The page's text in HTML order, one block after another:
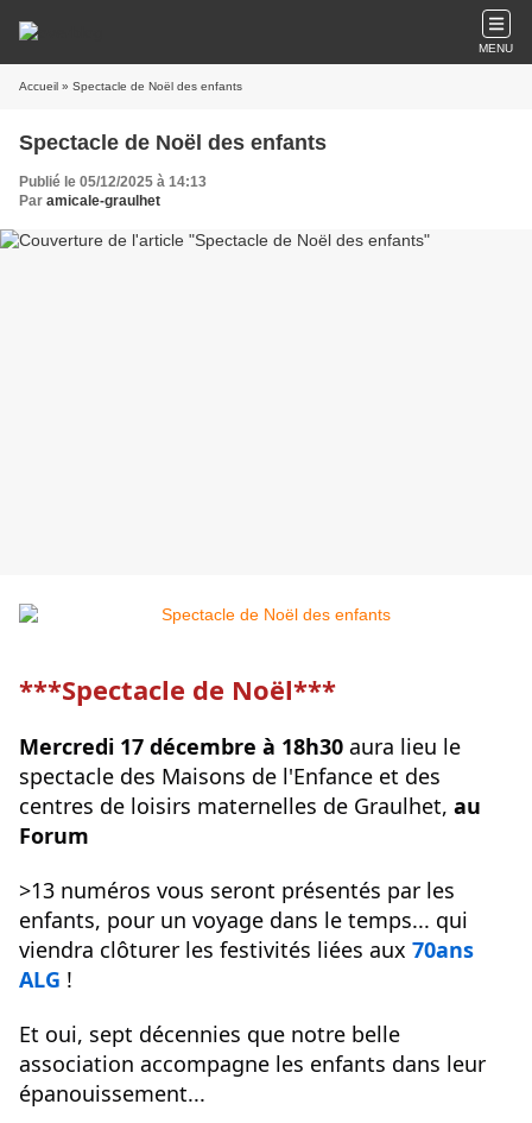
MENU
Accueil » Spectacle de Noël des enfants
Spectacle de Noël des enfants
Publié le 05/12/2025 à 14:13
Par amicale-graulhet
***Spectacle de Noël***
Mercredi 17 décembre à 18h30 aura lieu le
spectacle des Maisons de l'Enfance et des
centres de loisirs maternelles de Graulhet, au
Forum
>13 numéros vous seront présentés par les
enfants, pour un voyage dans le temps... qui
viendra clôturer les festivités liées aux 70ans
ALG !
Et oui, sept décennies que notre belle
association accompagne les enfants dans leur
épanouissement...